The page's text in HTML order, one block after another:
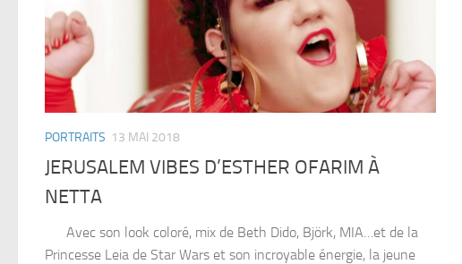
PORTRAITS 13 MAI 2018
JERUSALEM VIBES D’ESTHER OFARIM À
NETTA
Avec son look coloré, mix de Beth Dido, Björk, MIA…et de la
Princesse Leia de Star Wars et son incroyable énergie, la jeune